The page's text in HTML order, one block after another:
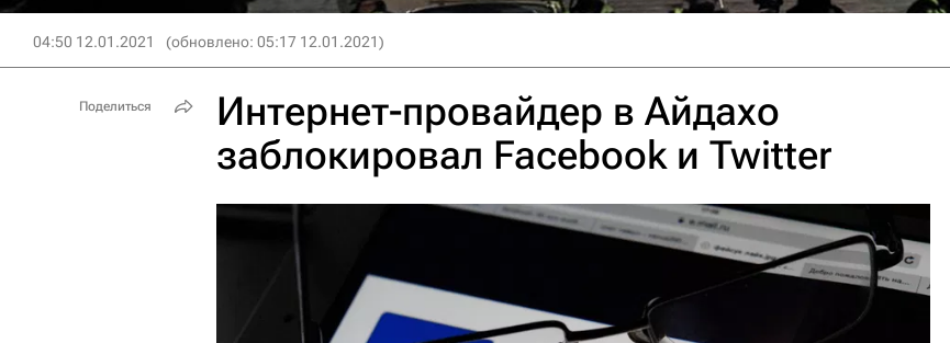
04:50 12.01.2021 (обновлено: 05:17 12.01.2021)
Интернет-провайдер в Айдахо
заблокировал Facebook и Twitter
Поделиться